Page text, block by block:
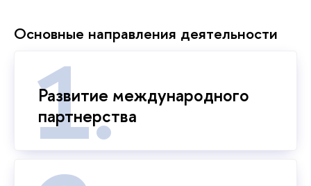
Основные направления деятельности
Развитие международного
партнерства